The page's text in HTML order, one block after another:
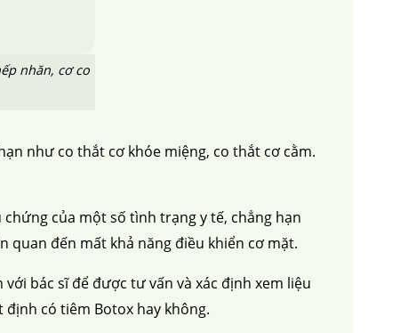
nhăn, cơ co
như co thắt cơ khóe miệng, co thắt cơ cằm.
của một số tình trạng y tế, chẳng hạn
quan đến mất khả năng điều khiển cơ mặt.
bác sĩ để được tư vấn và xác định xem liệu
có tiêm Botox hay không.